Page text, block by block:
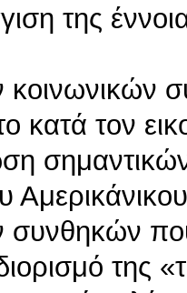
της
κοινωνικών
κατά τον
συνθηκών
της